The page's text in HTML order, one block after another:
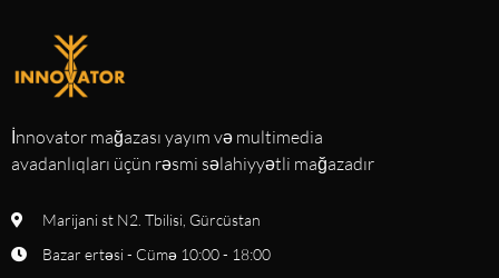
İnnovator mağazası yayım və multimedia
avadanlıqları üçün rəsmi səlahiyyətli mağazadır
Marijani st N2. Tbilisi, Gürcüstan
Bazar ertəsi - Cümə 10:00 - 18:00